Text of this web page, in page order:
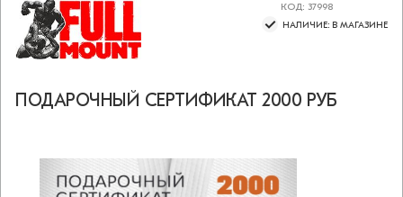
КОД: 37998
НАЛИЧИЕ: В МАГАЗИНЕ
ПОДАРОЧНЫЙ СЕРТИФИКАТ 2000 РУБ